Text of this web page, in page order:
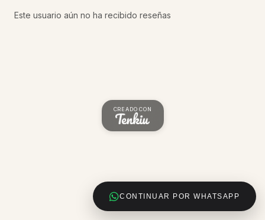
CONTINUAR POR WHATSAPP
Este usuario aún no ha recibido reseñas
CREADO CON